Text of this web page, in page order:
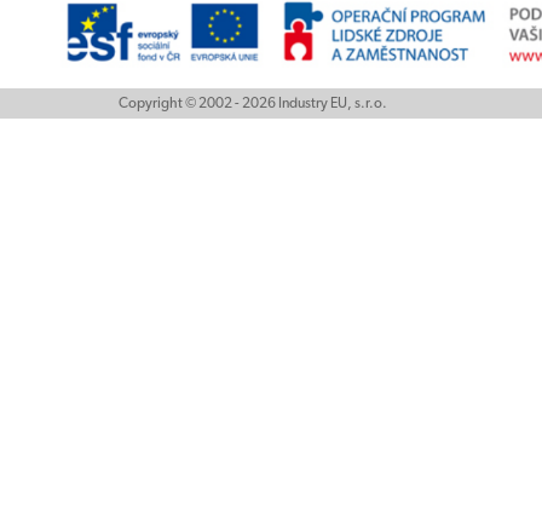
Copyright © 2002 - 2026 Industry EU, s.r.o.